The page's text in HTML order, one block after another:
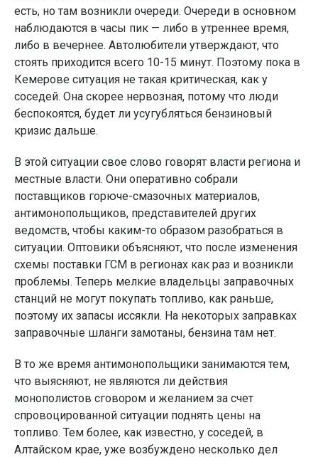
есть, но там возникли очереди. Очереди в основном
наблюдаются в часы пик — либо в утреннее время,
либо в вечернее. Автолюбители утверждают, что
стоять приходится всего 10-15 минут. Поэтому пока в
Кемерове ситуация не такая критическая, как у
соседей. Она скорее нервозная, потому что люди
беспокоятся, будет ли усугубляться бензиновый
кризис дальше.
В этой ситуации свое слово говорят власти региона и
местные власти. Они оперативно собрали
поставщиков горюче-смазочных материалов,
антимонопольщиков, представителей других
ведомств, чтобы каким-то образом разобраться в
ситуации. Оптовики объясняют, что после изменения
схемы поставки ГСМ в регионах как раз и возникли
проблемы. Теперь мелкие владельцы заправочных
станций не могут покупать топливо, как раньше,
поэтому их запасы иссякли. На некоторых заправках
заправочные шланги замотаны, бензина там нет.
В то же время антимонопольщики занимаются тем,
что выясняют, не являются ли действия
монополистов сговором и желанием за счет
спровоцированной ситуации поднять цены на
топливо. Тем более, как известно, у соседей, в
Алтайском крае, уже возбуждено несколько дел